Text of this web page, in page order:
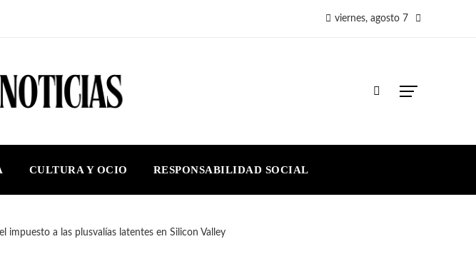
viernes, agosto 7
CULTURA Y OCIO RESPONSABILIDAD SOCIAL
impuesto a las plusvalías latentes en Silicon Valley